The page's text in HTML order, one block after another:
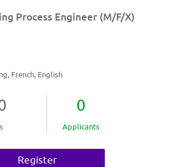
Process Engineer (M/F/X)
French, English
0
Applicants
Register